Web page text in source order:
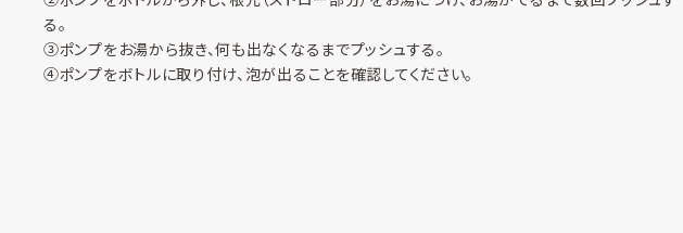
る。
③ポンプをお湯から抜き、何も出なくなるまでプッシュする。
④ポンプをボトルに取り付け、泡が出ることを確認してください。